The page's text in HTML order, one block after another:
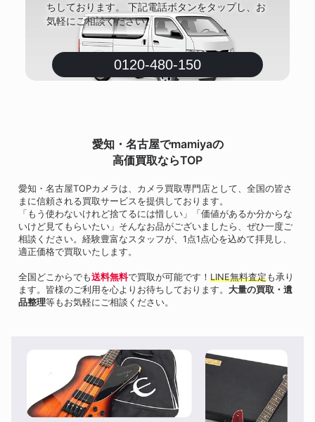
ちしております。 下記電話ボタンをタップし、お
気軽にご相談ください。
0120-480-150
愛知・名古屋でmamiyaの
高価買取ならTOP
愛知・名古屋TOPカメラは、カメラ買取専門店として、全国の皆さ
まに信頼される買取サービスを提供しております。
「もう使わないけれど捨てるには惜しい」「価値があるか分からな
いけど見てもらいたい」そんなお品がございましたら、ぜひ一度ご
相談ください。経験豊富なスタッフが、1点1点心を込めて拝見し、
適正価格で買取いたします。
全国どこからでも送料無料で買取が可能です！ LINE無料査定も承り
ます。皆様のご利用を心よりお待ちしております。 大量の買取・遺
品整理等もお気軽にご相談ください。